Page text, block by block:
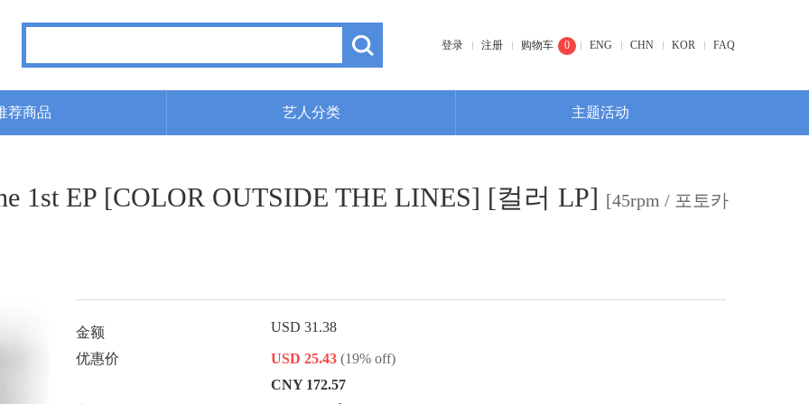
登录 注册 购物车 0 ENG CHN KOR FAQ
荐商品 艺人分类 主题活动
1st EP [COLOR OUTSIDE THE LINES] [컬러 LP] [45rpm / 포토카
金额 USD 31.38
优惠价 USD 25.43 (19% off)
CNY 172.57